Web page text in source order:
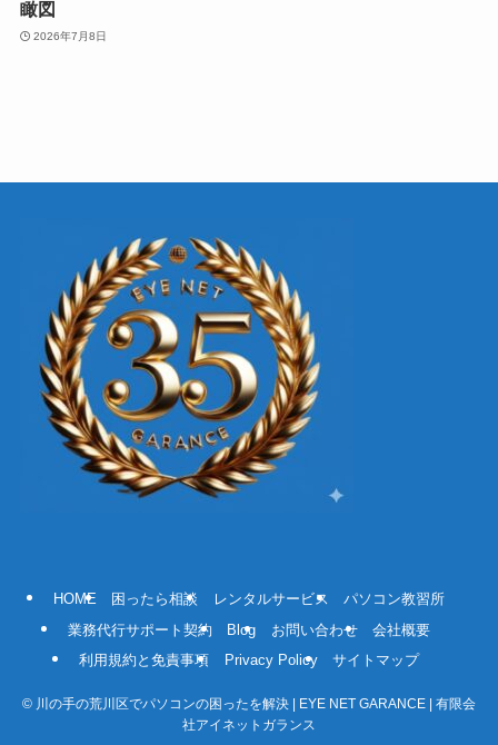
瞰図
2026年7月8日
HOME 困ったら相談 レンタルサービス
パソコン教習所
業務代行サポート契約
Blog お問い合わせ
会社概要
利用規約と免責事項
Privacy Policy サイトマップ
© 川の手の荒川区でパソコンの困ったを解決 | EYE NET GARANCE | 有限会
社アイネットガランス